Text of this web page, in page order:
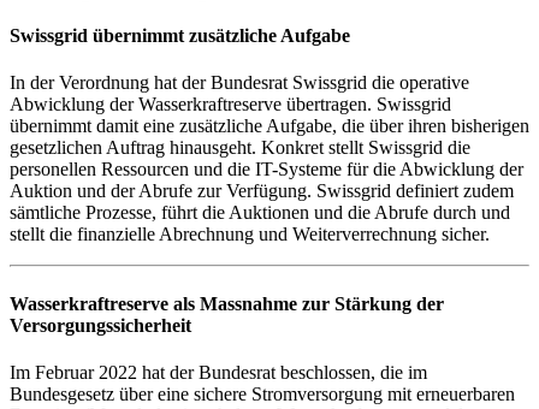
Swissgrid übernimmt zusätzliche Aufgabe
In der Verordnung hat der Bundesrat Swissgrid die operative
Abwicklung der Wasserkraftreserve übertragen. Swissgrid
übernimmt damit eine zusätzliche Aufgabe, die über ihren bisherigen
gesetzlichen Auftrag hinausgeht. Konkret stellt Swissgrid die
personellen Ressourcen und die IT-Systeme für die Abwicklung der
Auktion und der Abrufe zur Verfügung. Swissgrid definiert zudem
sämtliche Prozesse, führt die Auktionen und die Abrufe durch und
stellt die finanzielle Abrechnung und Weiterverrechnung sicher.
Wasserkraftreserve als Massnahme zur Stärkung der
Versorgungssicherheit
Im Februar 2022 hat der Bundesrat beschlossen, die im
Bundesgesetz über eine sichere Stromversorgung mit erneuerbaren